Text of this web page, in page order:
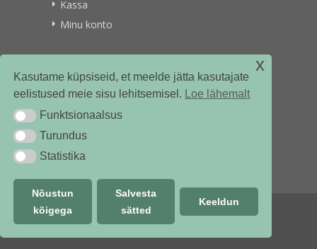
Kasutame küpsiseid, et meelde jätta kasutajate
eelistused meie sisu lehitsemisel. Loe lähemalt
Funktsionaalsus
Funktsionaalsus
TurundusTurundus
StatistikaStatistika
Nõustun
kõigega
Salvesta
sätted
Keeldun
x
Kassa
Minu konto
VITAMIINIKULLER.EE
© vitamiinikuller.ee 2018